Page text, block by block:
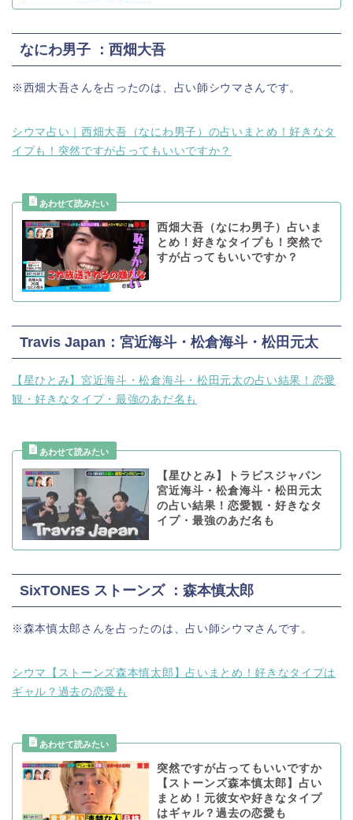
なにわ男子 ：西畑大吾
※西畑大吾さんを占ったのは、占い師シウマさんです。
シウマ占い｜西畑大吾（なにわ男子）の占いまとめ！好きなタ
イプも！突然ですが占ってもいいですか？
西畑大吾（なにわ男子）占いま
とめ！好きなタイプも！突然で
すが占ってもいいですか？
Travis Japan：宮近海斗・松倉海斗・松田元太
【星ひとみ】宮近海斗・松倉海斗・松田元太の占い結果！恋愛
観・好きなタイプ・最強のあだ名も
【星ひとみ】トラビスジャパン
宮近海斗・松倉海斗・松田元太
の占い結果！恋愛観・好きなタ
イプ・最強のあだ名も
SixTONES ストーンズ ：森本慎太郎
※森本慎太郎さんを占ったのは、占い師シウマさんです。
シウマ【ストーンズ森本慎太郎】占いまとめ！好きなタイプは
ギャル？過去の恋愛も
突然ですが占ってもいいですか
【ストーンズ森本慎太郎】占い
まとめ！元彼女や好きなタイプ
はギャル？過去の恋愛も